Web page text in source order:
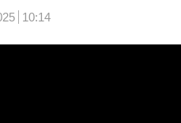
10:14